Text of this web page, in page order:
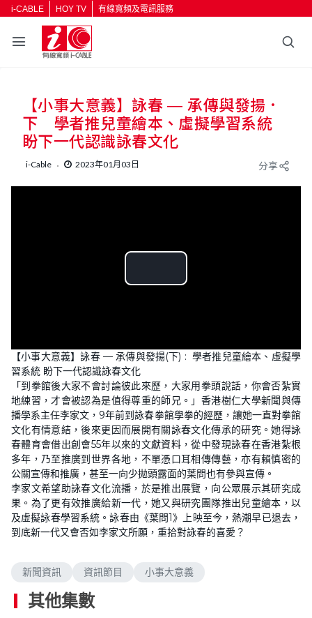
i-CABLE HOY TV 有線寬頻及電訊服務
【小事大意義】詠春 — 承傳與發揚．
下 學者推兒童繪本、虛擬學習系統
盼下一代認識詠春文化
i-Cable 2023年01月03日 分享
【小事大意義】詠春 — 承傳與發揚(下) : 學者推兒童繪本、虛擬學
習系統 盼下一代認識詠春文化
「到拳館後大家不會討論彼此來歷，大家用拳頭說話，你會否紮實
地練習，才會被認為是值得尊重的師兄。」香港樹仁大學新聞與傳
播學系主任李家文，9年前到詠春拳館學拳的經歷，讓她一直對拳館
文化有情意結，後來更因而展開有關詠春文化傳承的研究。她得詠
春體育會借出創會55年以來的文獻資料，從中發現詠春在香港紮根
多年，乃至推廣到世界各地，不單憑口耳相傳傳藝，亦有賴慎密的
公關宣傳和推廣，甚至一向少拋頭露面的葉問也有參與宣傳。
李家文希望助詠春文化流播，於是推出展覽，向公眾展示其研究成
果。為了更有效推廣給新一代，她又與研究團隊推出兒童繪本，以
及虛擬詠春學習系統。詠春由《葉問1》上映至今，熱潮早已退去，
到底新一代又會否如李家文所願，重拾對詠春的喜愛？
新聞資訊 資訊節目 小事大意義
其他集數